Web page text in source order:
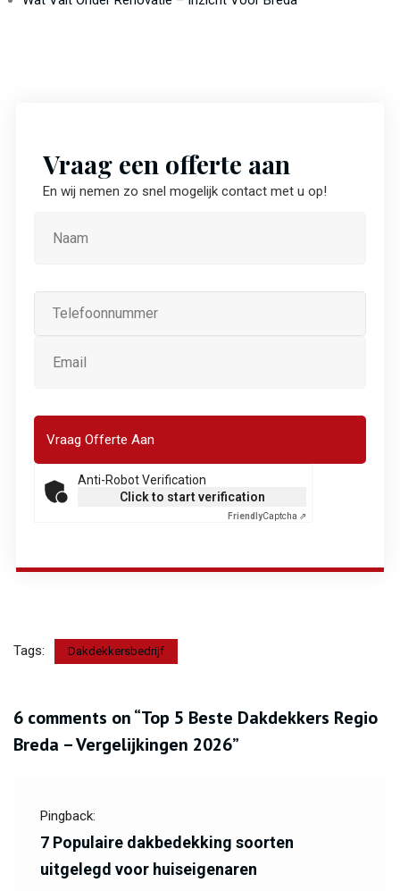
Vraag een offerte aan
En wij nemen zo snel mogelijk contact met u op!
Anti-Robot Verification
Click to start verification
FriendlyCaptcha ⇗
Tags: Dakdekkersbedrijf
6 comments on “Top 5 Beste Dakdekkers Regio
Breda – Vergelijkingen 2026”
Pingback:
7 Populaire dakbedekking soorten
uitgelegd voor huiseigenaren